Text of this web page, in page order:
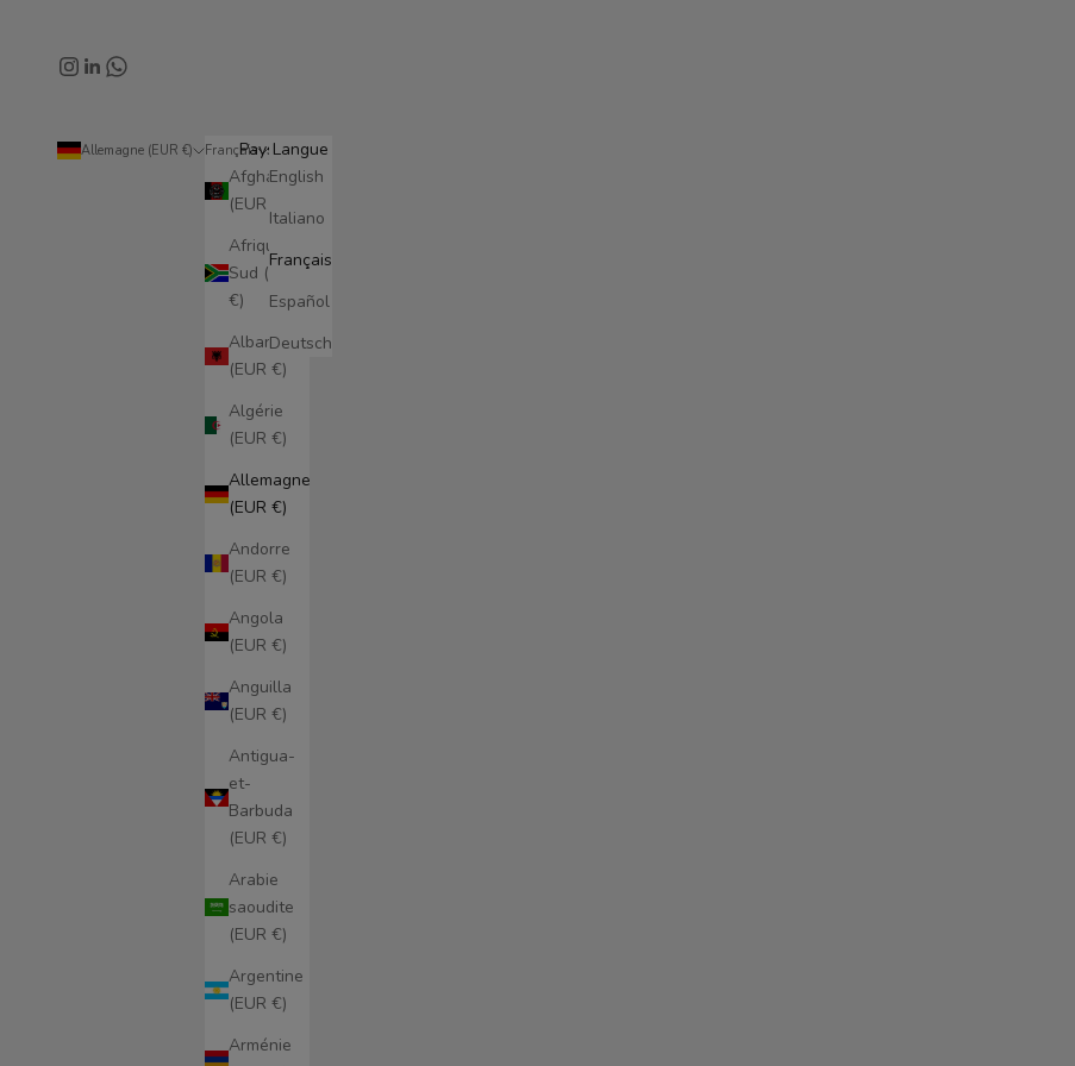
Allemagne (EUR €)
Pays
Afghanistan
Afrique du
Sud (EUR
€)
Albanie
(EUR €)
Algérie
(EUR €)
Allemagne
(EUR €)
Andorre
(EUR €)
Angola
(EUR €)
Anguilla
(EUR €)
Antigua-
et-
Barbuda
(EUR €)
Arabie
saoudite
(EUR €)
Argentine
(EUR €)
Arménie
Français
Langue
English
Italiano
Français
Español
Deutsch